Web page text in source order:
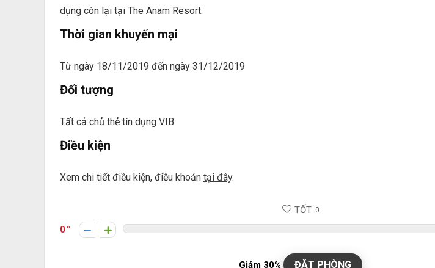
dụng còn lại tại The Anam Resort.
Thời gian khuyến mại
Từ ngày 18/11/2019 đến ngày 31/12/2019
Đối tượng
Tất cả chủ thẻ tín dụng VIB
Điều kiện
Xem chi tiết điều kiện, điều khoản tại đây.
TỐT 0
0
Giảm 30% ĐẶT PHÒNG